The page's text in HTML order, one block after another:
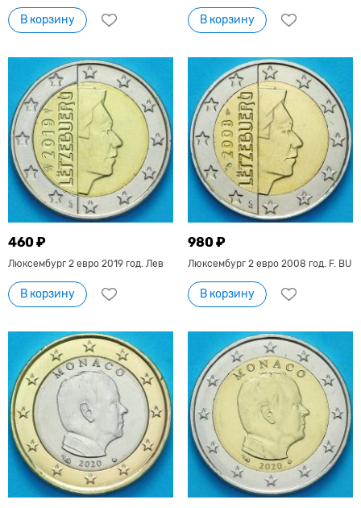
В корзину В корзину
460 ₽
Люксембург 2 евро 2019 год. Лев
В корзину
980 ₽
Люксембург 2 евро 2008 год. F. BU
В корзину